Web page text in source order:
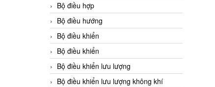
Bộ điều hợp
Bộ điều hướng
Bộ điều khiển
Bộ điều khiển
Bộ điều khiển lưu lượng
Bộ điều khiển lưu lượng không khí